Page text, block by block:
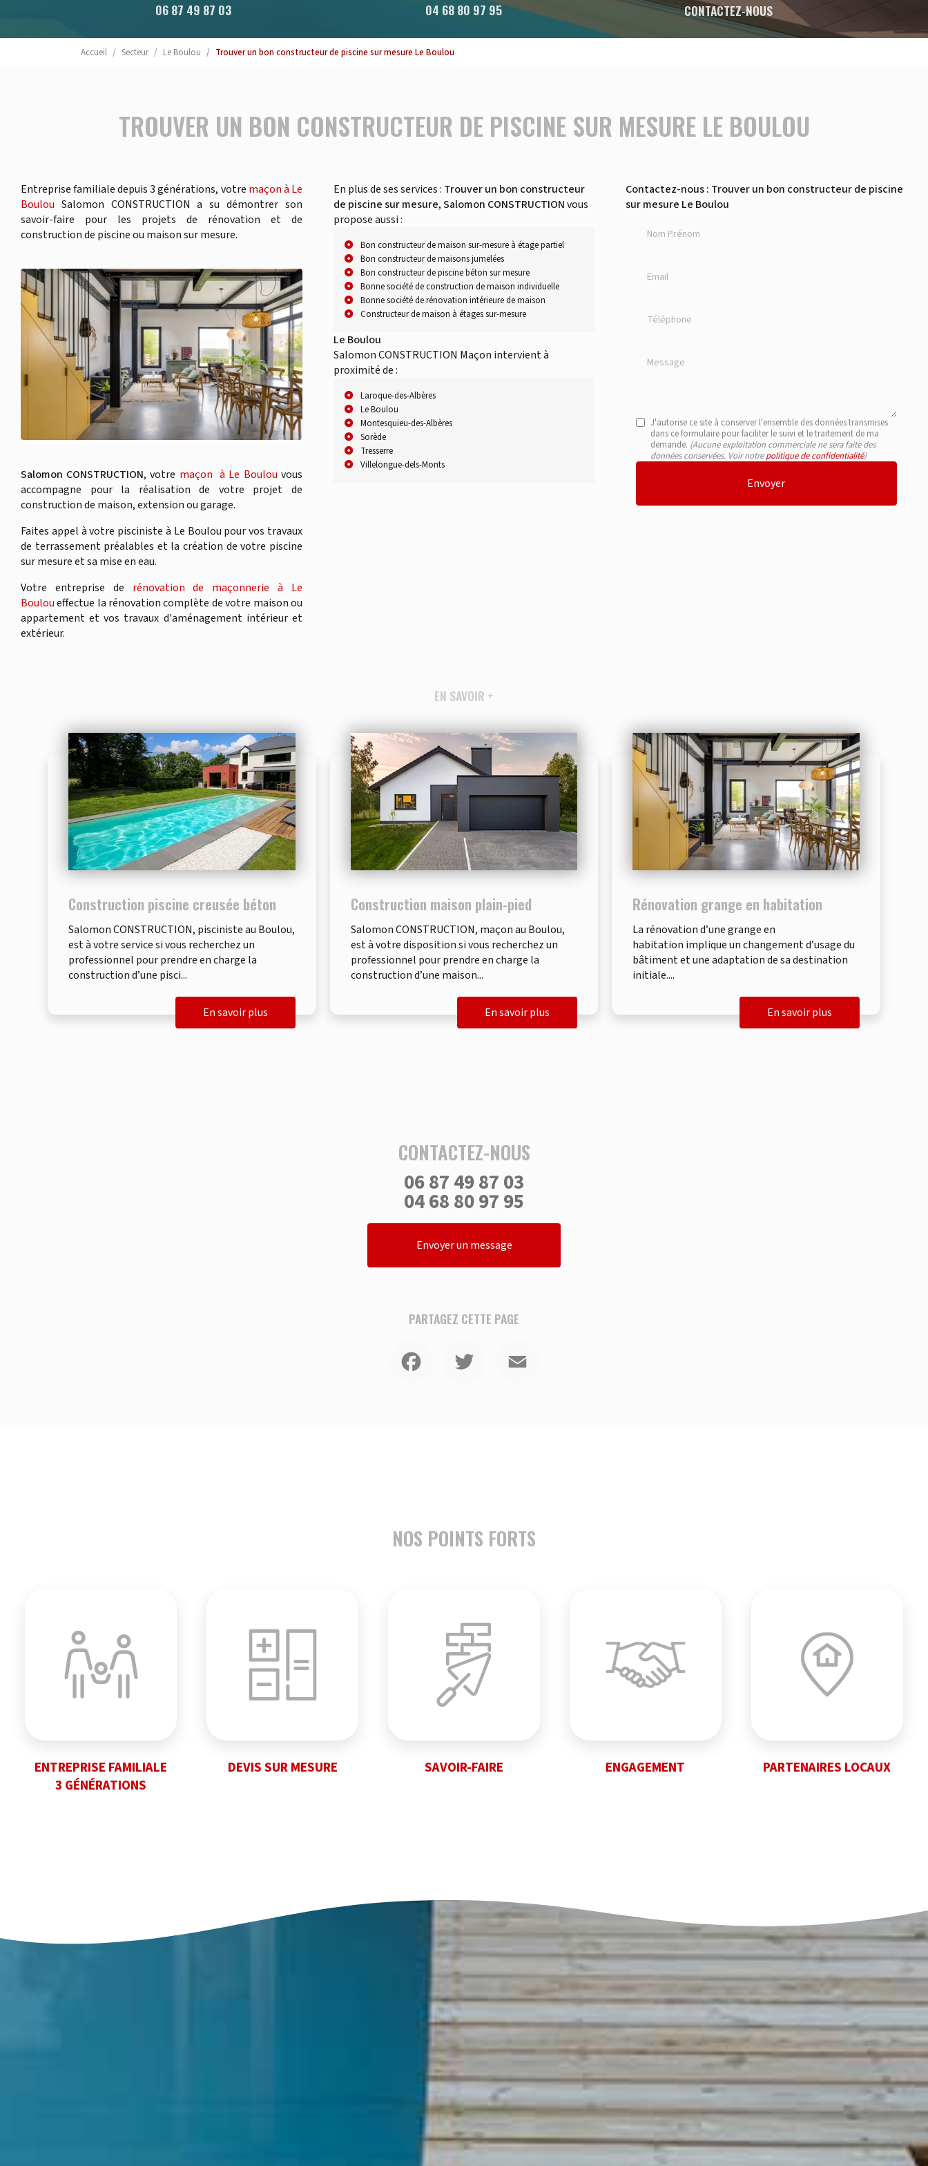
06 87 49 87 03 04 68 80 97 95 CONTACTEZ-NOUS
Accueil Secteur Le Boulou Trouver un bon constructeur de piscine sur mesure Le Boulou
TROUVER UN BON CONSTRUCTEUR DE PISCINE SUR MESURE LE BOULOU
Entreprise familiale depuis 3 générations, votre maçon à Le
Boulou Salomon CONSTRUCTION a su démontrer son
savoir-faire pour les projets de rénovation et de
construction de piscine ou maison sur mesure.
Salomon CONSTRUCTION, votre maçon à Le Boulou vous
accompagne pour la réalisation de votre projet de
construction de maison, extension ou garage.
Faites appel à votre pisciniste à Le Boulou pour vos travaux
de terrassement préalables et la création de votre piscine
sur mesure et sa mise en eau.
Votre entreprise de rénovation de maçonnerie à Le
Bouloueffectue la rénovation complète de votre maison ou
appartement et vos travaux d'aménagement intérieur et
extérieur.
En plus de ses services : Trouver un bon constructeur
de piscine sur mesure, Salomon CONSTRUCTIONvous
propose aussi :
Bon constructeur de maison sur-mesure à étage partiel
Bon constructeur de maisons jumelées
Bon constructeur de piscine béton sur mesure
Bonne société de construction de maison individuelle
Bonne société de rénovation intérieure de maison
Constructeur de maison à étages sur-mesure
Le Boulou
Salomon CONSTRUCTION Maçon intervient à
proximité de :
Laroque-des-Albères
Le Boulou
Montesquieu-des-Albères
Sorède
Tresserre
Villelongue-dels-Monts
Contactez-nous : Trouver un bon constructeur de piscine
sur mesure Le Boulou
J'autorise ce site à conserver l'ensemble des données transmises
dans ce formulaire pour faciliter le suivi et le traitement de ma
demande. (Aucune exploitation commerciale ne sera faite des
données conservées. Voir notrepolitique de confidentialité)
EN SAVOIR +
Construction piscine creusée béton
Salomon CONSTRUCTION, pisciniste au Boulou,
est à votre service si vous recherchez un
professionnel pour prendre en charge la
construction d’une pisci...
En savoir plus
Construction maison plain-pied
Salomon CONSTRUCTION, maçon au Boulou,
est à votre disposition si vous recherchez un
professionnel pour prendre en charge la
construction d’une maison...
En savoir plus
Rénovation grange en habitation
La rénovation d’une grange en
habitation implique un changement d’usage du
bâtiment et une adaptation de sa destination
initiale....
En savoir plus
CONTACTEZ-NOUS
06 87 49 87 03
04 68 80 97 95
Envoyer un message
PARTAGEZ CETTE PAGE
NOS POINTS FORTS
ENTREPRISE FAMILIALE
3 GÉNÉRATIONS
DEVIS SUR MESURE SAVOIR-FAIRE ENGAGEMENT PARTENAIRES LOCAUX